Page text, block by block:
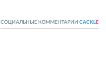
СОЦИАЛЬНЫЕ КОММЕНТАРИИ CACKL E